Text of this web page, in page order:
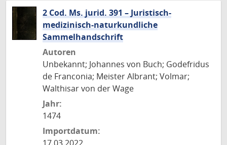
2 Cod. Ms. jurid. 391 – Juristisch-
medizinisch-naturkundliche
Sammelhandschrift
Autoren
Unbekannt; Johannes von Buch; Godefridus
de Franconia; Meister Albrant; Volmar;
Walthisar von der Wage
Jahr:
1474
Importdatum: